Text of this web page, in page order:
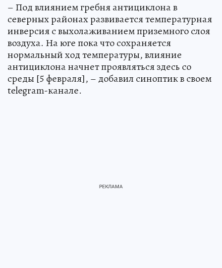
– Под влиянием гребня антициклона в
северных районах развивается температурная
инверсия с выхолаживанием приземного слоя
воздуха. На юге пока что сохраняется
нормальный ход температуры, влияние
антициклона начнет проявляться здесь со
среды [5 февраля], – добавил синоптик в своем
telegram-канале.